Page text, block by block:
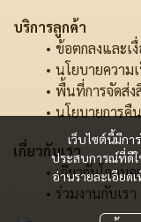
เว็บไซต์นี้มีกา
ประสบการณ์ที่ดีใ
อ่านรายละเอียด
บริการลูกค้า
ข้อตกลงและเ
นโยบายความ
พื้นที่การจัดส่ง
นโยบายการคื
เกี่ยวกับเรา
เกี่ยวกับโกลบ
ร่วมงานกับเรา